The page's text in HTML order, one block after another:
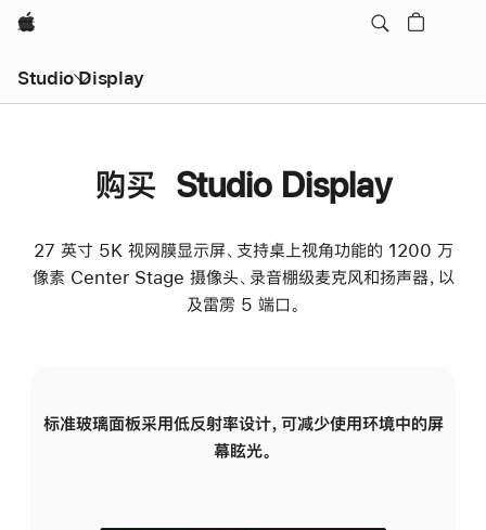
Apple
Studio Display
购买 Studio Display
27 英寸 5K 视网膜显示屏、支持桌上视角功能的 1200 万
像素 Center Stage 摄像头、录音棚级麦克风和扬声器，以
及雷雳 5 端口。
标准玻璃面板采用低反射率设计，可减少使用环境中的屏
幕眩光。